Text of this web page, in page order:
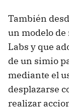
También
un modelo
Labs y que
de un simio
mediante el
desplazarse
realizar